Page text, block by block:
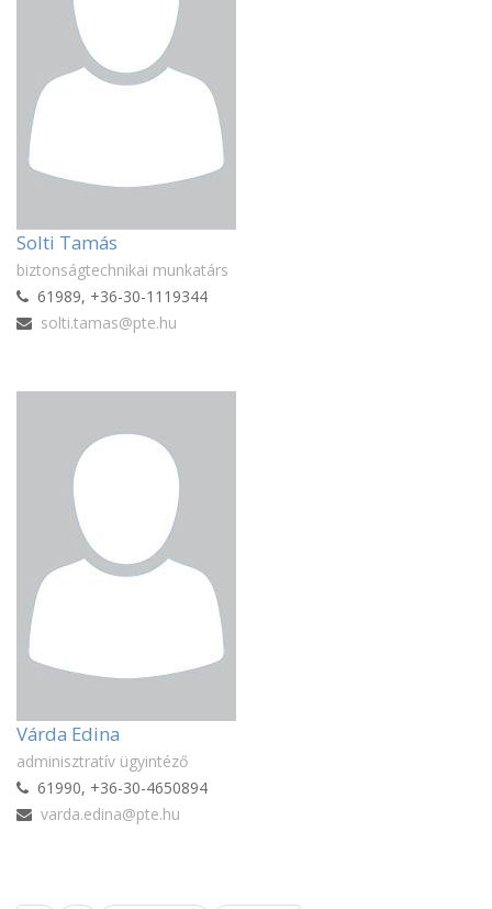
Solti Tamás
biztonságtechnikai munkatárs
61989, +36-30-1119344
solti.tamas@pte.hu
Várda Edina
adminisztratív ügyintéző
61990, +36-30-4650894
varda.edina@pte.hu